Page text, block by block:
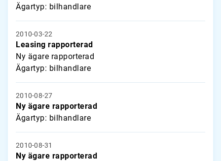
Ägartyp: bilhandlare
2010-03-22
Leasing rapporterad
Ny ägare rapporterad
Ägartyp: bilhandlare
2010-08-27
Ny ägare rapporterad
Ägartyp: bilhandlare
2010-08-31
Ny ägare rapporterad